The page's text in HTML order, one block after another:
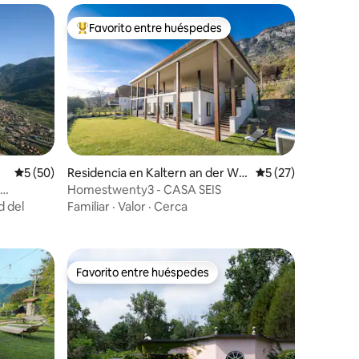
Calificación promedio: 5 de 5; 50 evaluaciones
5 (50)
del
De los mejores en Favorito entre huéspedes
Favorito entre huéspedes
Residencia en Kaltern an der Wei
nstraße
Calificación
5 (27)
Homestwenty3 - CASA SEIS
Familiar · Valor · Cerca
Favorito entre huéspedes
Favorito entre huéspedes